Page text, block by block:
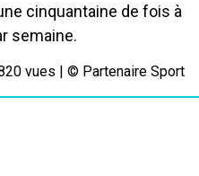
cinquantaine de fois à
semaine.
vues | © Partenaire Sport